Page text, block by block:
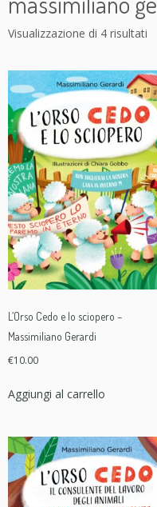
Visualizzazione di 4 risultati
L’Orso Cedo e lo sciopero –
Massimiliano Gerardi
€10.00
Aggiungi al carrello